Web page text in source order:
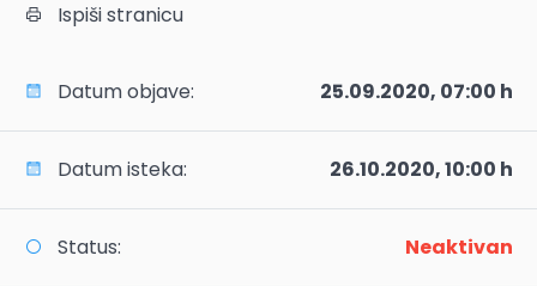
Ispiši stranicu
Datum objave: 25.09.2020, 07:00 h
Datum isteka: 26.10.2020, 10:00 h
Status: Neaktivan